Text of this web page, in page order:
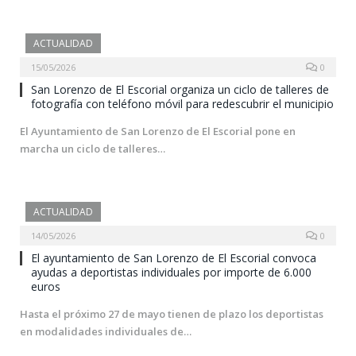
ACTUALIDAD
15/05/2026 0
San Lorenzo de El Escorial organiza un ciclo de talleres de
fotografía con teléfono móvil para redescubrir el municipio
El Ayuntamiento de San Lorenzo de El Escorial pone en
marcha un ciclo de talleres…
ACTUALIDAD
14/05/2026 0
El ayuntamiento de San Lorenzo de El Escorial convoca
ayudas a deportistas individuales por importe de 6.000
euros
Hasta el próximo 27 de mayo tienen de plazo los deportistas
en modalidades individuales de…